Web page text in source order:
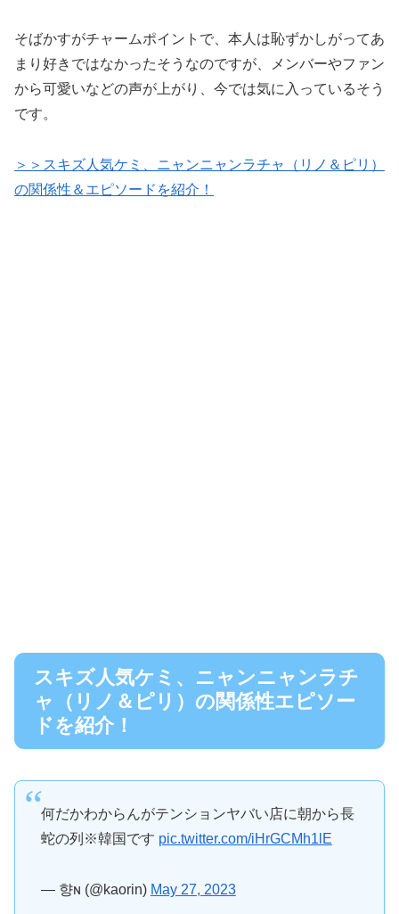
そばかすがチャームポイントで、本人は恥ずかしがってあ
まり好きではなかったそうなのですが、メンバーやファン
から可愛いなどの声が上がり、今では気に入っているそう
です。
＞＞スキズ人気ケミ、ニャンニャンラチャ（リノ＆ピリ）
の関係性＆エピソードを紹介！
スキズ人気ケミ、ニャンニャンラチ
ャ（リノ＆ピリ）の関係性エピソー
ドを紹介！
何だかわからんがテンションヤバい店に朝から長
蛇の列※韓国です pic.twitter.com/iHrGCMh1lE
— 향ɴ (@kaorin) May 27, 2023